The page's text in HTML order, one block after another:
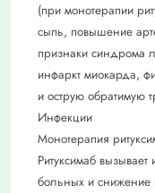
(при монотерапии
сыпь, повышение
признаки синдрома
инфаркт миокарда,
и острую обратимую
Инфекции
Монотерапия
Ритуксимаб
больных и снижение